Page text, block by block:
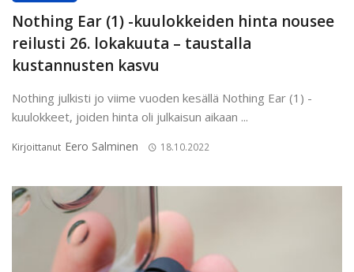
Nothing Ear (1) -kuulokkeiden hinta nousee
reilusti 26. lokakuuta – taustalla
kustannusten kasvu
Nothing julkisti jo viime vuoden kesällä Nothing Ear (1) -
kuulokkeet, joiden hinta oli julkaisun aikaan ...
Kirjoittanut Eero Salminen 18.10.2022